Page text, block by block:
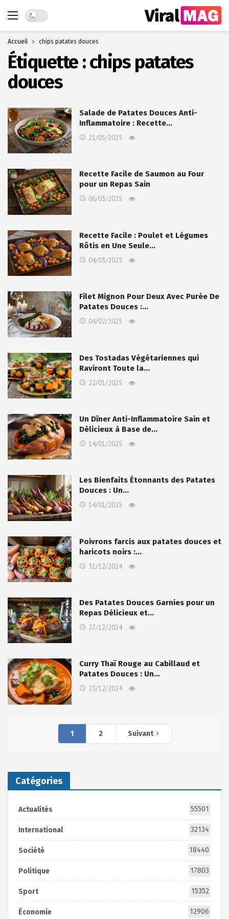
Dark mode
Accueil chips patates douces
Étiquette :chips patates
douces
Salade de Patates Douces Anti-
Inflammatoire : Recette…
21/05/2025
Recette Facile de Saumon au Four
pour un Repas Sain
06/03/2025
Recette Facile : Poulet et Légumes
Rôtis en Une Seule…
04/03/2025
Filet Mignon Pour Deux Avec Purée De
Patates Douces :…
04/02/2025
Des Tostadas Végétariennes qui
Raviront Toute la…
22/01/2025
Un Dîner Anti-Inflammatoire Sain et
Délicieux à Base de…
14/01/2025
Les Bienfaits Étonnants des Patates
Douces : Un…
14/01/2025
Poivrons farcis aux patates douces et
haricots noirs :…
31/12/2024
Des Patates Douces Garnies pour un
Repas Délicieux et…
27/12/2024
Curry Thaï Rouge au Cabillaud et
Patates Douces : Un…
23/12/2024
1 2 Suivant
Catégories
Actualités 55501
International 32134
Société 18440
Politique 17803
Sport 15352
Économie 12906